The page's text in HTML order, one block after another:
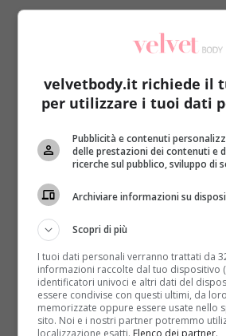
esagerare, non eliminare troppi
troppo avanti con le restrizioni e
la dieta se si è incinta oppure se
particolari.Il parere del proprio
utile e col suo via libera si può
paura
. A seguire il modello da
senza sacrifici:
Giorno 1: a colazione 1 tazza
di caffè con 4 biscotti integrali;
frutto o 1 noce o 1 mandorla
un’insalata mista, una frittata
senza olio né burro, 1 fetta di
merenda ancora 1 frutto o 1
cena 80 grammi di pasta
zucchine cotte al vapore, 30
velvetbody.it richiede il
per utilizzare i tuoi dati
Pubblicità e contenuti
delle prestazioni dei contenuti e
ricerche sul pubblico, sviluppo di
Archiviare informazioni su
Scopri di più
I tuoi dati personali verranno trattati da
informazioni raccolte dal tuo dispositivo
identificatori univoci e altri dati del
essere condivise con questi ultimi, da
memorizzate oppure essere usate nello
sito. Noi e i nostri partner potremmo
localizzazione esatti. Elenco dei partner.